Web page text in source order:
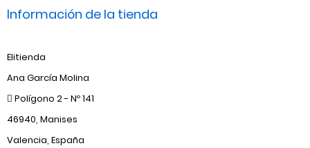
Información de la tienda
Elitienda
Ana García Molina
Polígono 2 - Nº 141
46940, Manises
Valencia, España